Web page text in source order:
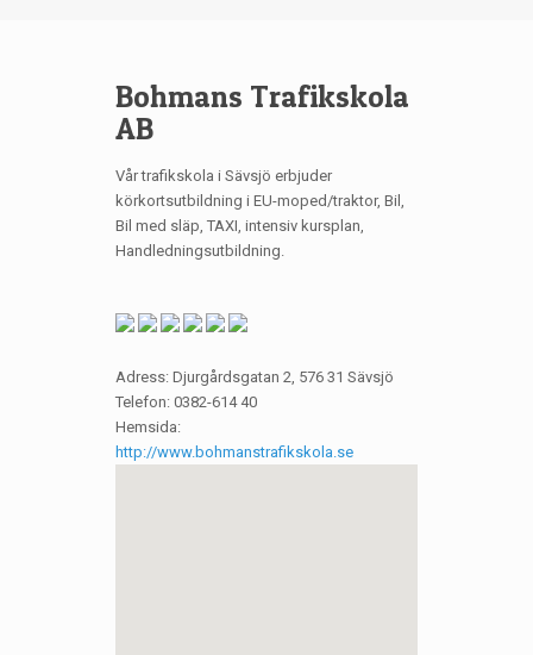
Bohmans Trafikskola
AB
Vår trafikskola i Sävsjö erbjuder
körkortsutbildning i EU-moped/traktor, Bil,
Bil med släp, TAXI, intensiv kursplan,
Handledningsutbildning.
Adress: Djurgårdsgatan 2, 576 31 Sävsjö
Telefon: 0382-614 40
Hemsida:
http://www.bohmanstrafikskola.se